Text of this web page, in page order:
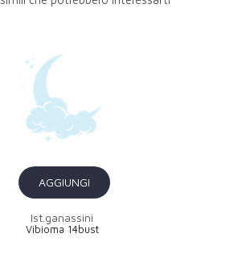
AGGIUNGI
Ist.ganassini
Vibioma 14bust